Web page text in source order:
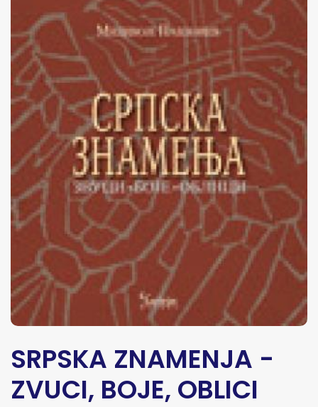
SRPSKA ZNAMENJA -
ZVUCI, BOJE, OBLICI